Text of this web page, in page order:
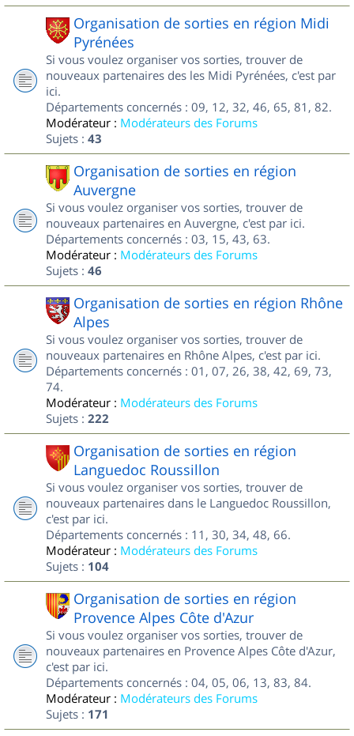
Organisation de sorties en région Midi
Pyrénées
Si vous voulez organiser vos sorties, trouver de
nouveaux partenaires des les Midi Pyrénées, c'est par
ici.
Départements concernés : 09, 12, 32, 46, 65, 81, 82.
Modérateur : Modérateurs des Forums
Sujets : 43
Organisation de sorties en région
Auvergne
Si vous voulez organiser vos sorties, trouver de
nouveaux partenaires en Auvergne, c'est par ici.
Départements concernés : 03, 15, 43, 63.
Modérateur : Modérateurs des Forums
Sujets : 46
Organisation de sorties en région Rhône
Alpes
Si vous voulez organiser vos sorties, trouver de
nouveaux partenaires en Rhône Alpes, c'est par ici.
Départements concernés : 01, 07, 26, 38, 42, 69, 73,
74.
Modérateur : Modérateurs des Forums
Sujets : 222
Organisation de sorties en région
Languedoc Roussillon
Si vous voulez organiser vos sorties, trouver de
nouveaux partenaires dans le Languedoc Roussillon,
c'est par ici.
Départements concernés : 11, 30, 34, 48, 66.
Modérateur : Modérateurs des Forums
Sujets : 104
Organisation de sorties en région
Provence Alpes Côte d'Azur
Si vous voulez organiser vos sorties, trouver de
nouveaux partenaires en Provence Alpes Côte d'Azur,
c'est par ici.
Départements concernés : 04, 05, 06, 13, 83, 84.
Modérateur : Modérateurs des Forums
Sujets : 171